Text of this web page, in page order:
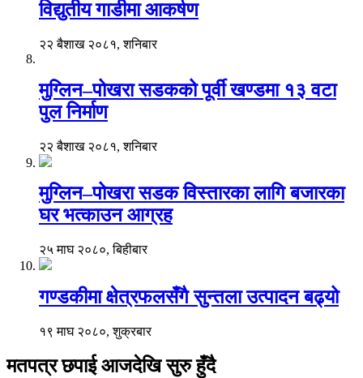
विद्युतीय गाडीमा आकर्षण
२२ बैशाख २०८१, शनिबार
मुग्लिन–पोखरा सडकको पूर्वी खण्डमा १३ वटा
पुल निर्माण
२२ बैशाख २०८१, शनिबार
मुग्लिन–पोखरा सडक विस्तारका लागि बजारका
घर भत्काउन आग्रह
२५ माघ २०८०, बिहीबार
गण्डकीमा क्षेत्रफलसँगै सुन्तला उत्पादन बढ्यो
१९ माघ २०८०, शुक्रबार
मतपत्र छपाई आजदेखि सुरु हुँदै